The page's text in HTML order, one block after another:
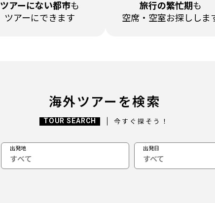
ツアーにない都市も
ツアーにできます
旅行の繁忙期も
空席・空室お探ししま
海外ツアーを検索
TOUR SEARCH 今すぐ探そう！
出発地 出発日
すべて